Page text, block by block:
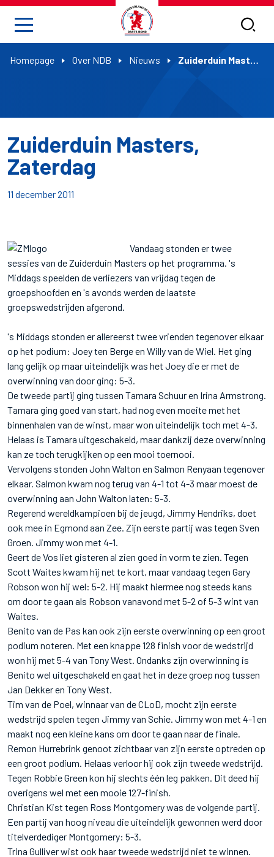
Homepage Over NDB Nieuws Zuiderduin Masters, Zaterdag
Zuiderduin Masters,
Zaterdag
11 december 2011
Vandaag stonden er twee
sessies van de Zuiderduin Masters op het programma. 's
Middags speelden de verliezers van vrijdag tegen de
groepshoofden en 's avonds werden de laatste
groepswedstrijden afgerond.
's Middags stonden er allereerst twee vrienden tegenover elkaar
op het podium: Joey ten Berge en Willy van de Wiel. Het ging
lang gelijk op maar uiteindelijk was het Joey die er met de
overwinning van door ging: 5-3.
De tweede partij ging tussen Tamara Schuur en Irina Armstrong.
Tamara ging goed van start, had nog even moeite met het
binnenhalen van de winst, maar won uiteindelijk toch met 4-3.
Helaas is Tamara uitgeschakeld, maar dankzij deze overwinning
kan ze toch terugkijken op een mooi toernooi.
Vervolgens stonden John Walton en Salmon Renyaan tegenover
elkaar. Salmon kwam nog terug van 4-1 tot 4-3 maar moest de
overwinning aan John Walton laten: 5-3.
Regerend wereldkampioen bij de jeugd, Jimmy Hendriks, doet
ook mee in Egmond aan Zee. Zijn eerste partij was tegen Sven
Groen. Jimmy won met 4-1.
Geert de Vos liet gisteren al zien goed in vorm te zien. Tegen
Scott Waites kwam hij net te kort, maar vandaag tegen Gary
Robson won hij wel: 5-2. Hij maakt hiermee nog steeds kans
om door te gaan als Robson vanavond met 5-2 of 5-3 wint van
Waites.
Benito van de Pas kan ook zijn eerste overwinning op een groot
podium noteren. Met een knappe 128 finish voor de wedstrijd
won hij met 5-4 van Tony West. Ondanks zijn overwinning is
Benito wel uitgeschakeld en gaat het in deze groep nog tussen
Jan Dekker en Tony West.
Tim van de Poel, winnaar van de CLoD, mocht zijn eerste
wedstrijd spelen tegen Jimmy van Schie. Jimmy won met 4-1 en
maakt nog een kleine kans om door te gaan naar de finale.
Remon Hurrebrink genoot zichtbaar van zijn eerste optreden op
een groot podium. Helaas verloor hij ook zijn tweede wedstrijd.
Tegen Robbie Green kon hij slechts één leg pakken. Dit deed hij
overigens wel met een mooie 127-finish.
Christian Kist tegen Ross Montgomery was de volgende partij.
Een partij van hoog niveau die uiteindelijk gewonnen werd door
titelverdediger Montgomery: 5-3.
Trina Gulliver wist ook haar tweede wedstrijd niet te winnen.